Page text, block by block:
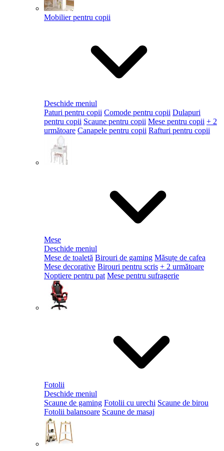
Mobilier pentru copii
Deschide meniul
Paturi pentru copii Comode pentru copii Dulapuri
pentru copii Scaune pentru copii Mese pentru copii + 2
următoare Canapele pentru copii Rafturi pentru copii
Mese
Deschide meniul
Mese de toaletă Birouri de gaming Măsuțe de cafea
Mese decorative Birouri pentru scris + 2 următoare
Noptiere pentru pat Mese pentru sufragerie
Fotolii
Deschide meniul
Scaune de gaming Fotolii cu urechi Scaune de birou
Fotolii balansoare Scaune de masaj